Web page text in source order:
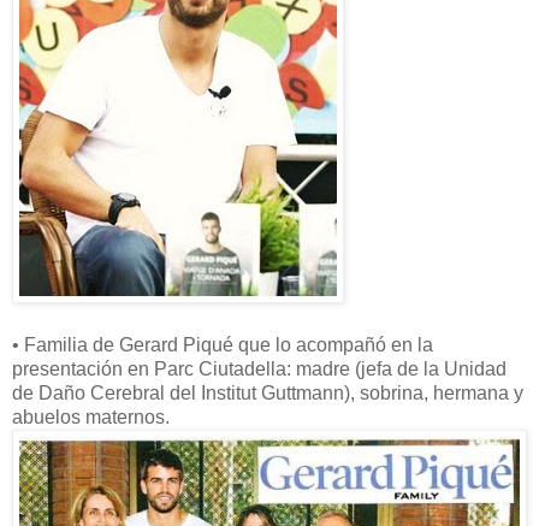
• Familia de Gerard Piqué que lo acompañó en la
presentación en Parc Ciutadella: madre (jefa de la Unidad
de Daño Cerebral del Institut Guttmann), sobrina, hermana y
abuelos maternos.